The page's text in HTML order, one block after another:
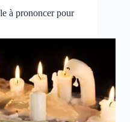
à prononcer pour